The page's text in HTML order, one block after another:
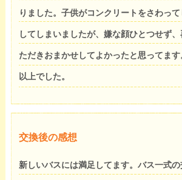
りました。子供がコンクリートをさわっ
してしまいましたが、嫌な顔ひとつせず
ただきおまかせしてよかったと思ってま
以上でした。
交換後の感想
新しいバスには満足してます。バス一式